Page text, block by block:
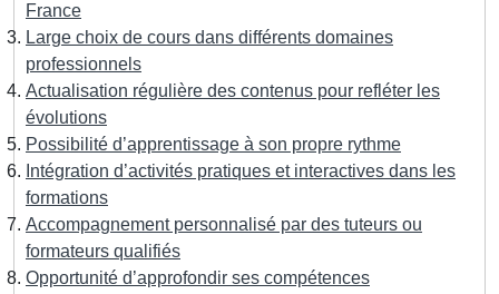
France
Large choix de cours dans différents domaines
professionnels
Actualisation régulière des contenus pour refléter les
évolutions
Possibilité d’apprentissage à son propre rythme
Intégration d’activités pratiques et interactives dans les
formations
Accompagnement personnalisé par des tuteurs ou
formateurs qualifiés
Opportunité d’approfondir ses compétences